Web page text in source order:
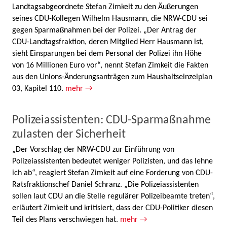
Landtagsabgeordnete Stefan Zimkeit zu den Äußerungen
seines CDU-Kollegen Wilhelm Hausmann, die NRW-CDU sei
gegen Sparmaßnahmen bei der Polizei. „Der Antrag der
CDU-Landtagsfraktion, deren Mitglied Herr Hausmann ist,
sieht Einsparungen bei dem Personal der Polizei ihn Höhe
von 16 Millionen Euro vor“, nennt Stefan Zimkeit die Fakten
aus den Unions-Änderungsanträgen zum Haushaltseinzelplan
03, Kapitel 110. mehr →
Polizeiassistenten: CDU-Sparmaßnahme
zulasten der Sicherheit
„Der Vorschlag der NRW-CDU zur Einführung von
Polizeiassistenten bedeutet weniger Polizisten, und das lehne
ich ab“, reagiert Stefan Zimkeit auf eine Forderung von CDU-
Ratsfraktionschef Daniel Schranz. „Die Polizeiassistenten
sollen laut CDU an die Stelle regulärer Polizeibeamte treten“,
erläutert Zimkeit und kritisiert, dass der CDU-Politiker diesen
Teil des Plans verschwiegen hat. mehr →